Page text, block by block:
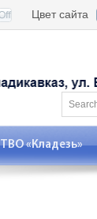
Цвет сайта
«Кладезь»